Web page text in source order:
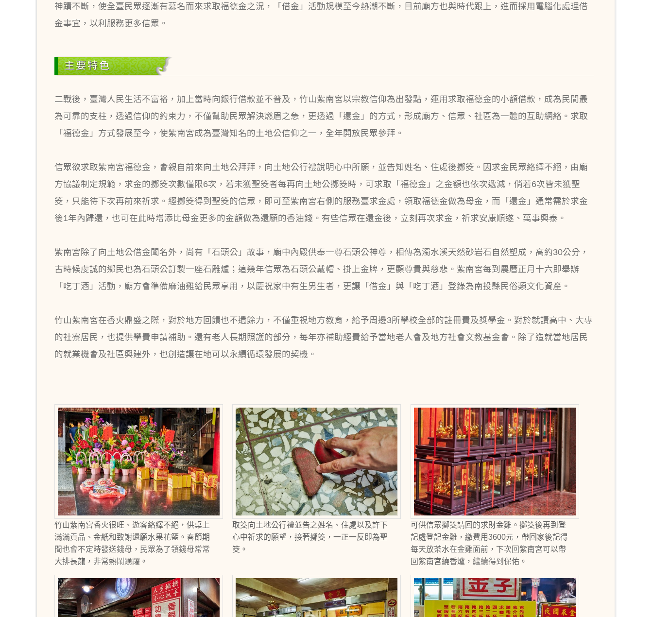
神蹟不斷，使全臺民眾逐漸有慕名而來求取福德金之況，「借金」活動規模至今熱潮不斷，目前廟方也與時代跟上，進而採用電腦化處理借
金事宜，以利服務更多信眾。
主要特色
二戰後，臺灣人民生活不富裕，加上當時向銀行借款並不普及，竹山紫南宮以宗教信仰為出發點，運用求取福德金的小額借款，成為民間最
為可靠的支柱，透過信仰的約束力，不僅幫助民眾解決燃眉之急，更透過「還金」的方式，形成廟方、信眾、社區為一體的互助網絡。求取
「福德金」方式發展至今，使紫南宮成為臺灣知名的土地公信仰之一，全年開放民眾參拜。
信眾欲求取紫南宮福德金，會親自前來向土地公拜拜，向土地公行禮說明心中所願，並告知姓名、住處後擲筊。因求金民眾絡繹不絕，由廟
方協議制定規範，求金的擲筊次數僅限6次，若未獲聖筊者每再向土地公擲筊時，可求取「福德金」之金額也依次遞減，倘若6次皆未獲聖
筊，只能待下次再前來祈求。經擲筊得到聖筊的信眾，即可至紫南宮右側的服務臺求金處，領取福德金做為母金，而「還金」通常需於求金
後1年內歸還，也可在此時增添比母金更多的金額做為還願的香油錢。有些信眾在還金後，立刻再次求金，祈求安康順遂、萬事興泰。
紫南宮除了向土地公借金聞名外，尚有「石頭公」故事，廟中內殿供奉一尊石頭公神尊，相傳為濁水溪天然砂岩石自然塑成，高約30公分，
古時候虔誠的鄉民也為石頭公訂製一座石雕爐；這幾年信眾為石頭公戴帽、掛上金牌，更顯尊貴與慈悲。紫南宮每到農曆正月十六即舉辦
「吃丁酒」活動，廟方會準備麻油雞給民眾享用，以慶祝家中有生男生者，更讓「借金」與「吃丁酒」登錄為南投縣民俗類文化資產。
竹山紫南宮在香火鼎盛之際，對於地方回饋也不遺餘力，不僅重視地方教育，給予周邊3所學校全部的註冊費及獎學金。對於就讀高中、大專
的社寮居民，也提供學費申請補助。還有老人長期照護的部分，每年亦補助經費給予當地老人會及地方社會文教基金會。除了造就當地居民
的就業機會及社區興建外，也創造讓在地可以永續循環發展的契機。
竹山紫南宮香火很旺、遊客絡繹不絕，供桌上
滿滿貢品、金紙和致謝還願水果花籃。春節期
間也會不定時發送錢母，民眾為了領錢母常常
大排長龍，非常熱鬧踴躍。
取筊向土地公行禮並告之姓名、住處以及許下
心中祈求的願望，接著擲筊，一正一反即為聖
筊。
可供信眾擲筊請回的求財金雞。擲筊後再到登
記處登記金雞，繳費用3600元，帶回家後記得
每天放茶水在金雞面前，下次回紫南宮可以帶
回紫南宮繞香爐，繼續得到保佑。